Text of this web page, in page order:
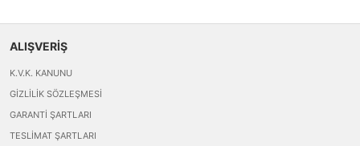
ALIŞVERİŞ
K.V.K. KANUNU
GIZLILIK SÖZLEŞMESI
GARANTI ŞARTLARI
TESLIMAT ŞARTLARI